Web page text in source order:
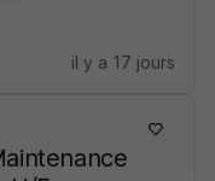
il y a 17 jours